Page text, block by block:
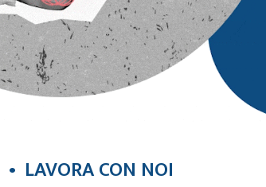
LAVORA CON NOI